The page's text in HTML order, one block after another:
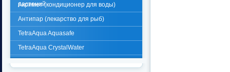
растений
Акримет (кондиционер для воды)
Антипар (лекарство для рыб)
TetraAqua Aquasafe
TetraAqua CrystalWater